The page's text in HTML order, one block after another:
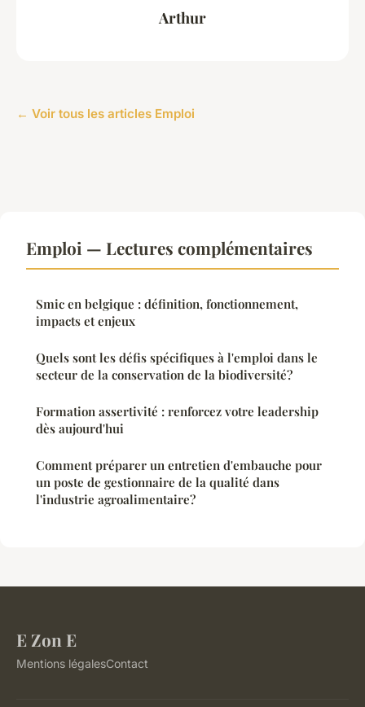
Arthur
← Voir tous les articles Emploi
Emploi — Lectures complémentaires
Smic en belgique : définition, fonctionnement,
impacts et enjeux
Quels sont les défis spécifiques à l'emploi dans le
secteur de la conservation de la biodiversité?
Formation assertivité : renforcez votre leadership
dès aujourd'hui
Comment préparer un entretien d'embauche pour
un poste de gestionnaire de la qualité dans
l'industrie agroalimentaire?
E Zon E
Mentions légalesContact